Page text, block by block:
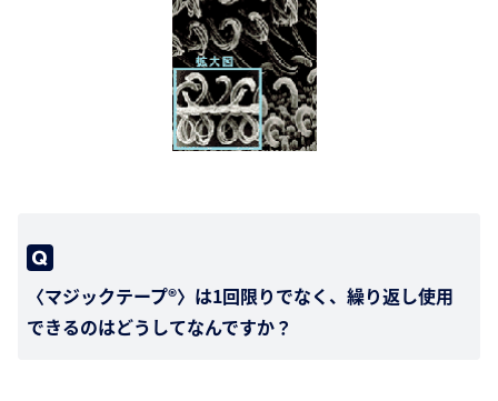
〈マジックテープ®〉は1回限りでなく、繰り返し使用
できるのはどうしてなんですか？